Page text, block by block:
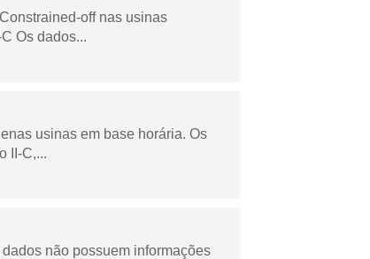
off nas usinas
Os dados...
usinas em base horária. Os
II-C,...
não possuem informações